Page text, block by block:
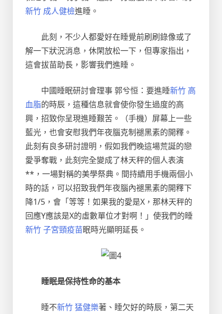
新竹 成人健檢進睡。
此刻，不少人都愛好在睡覺前刷刷錄像或了
解一下狀況消息，休閑放松一下，但專家指出，
這會拔苗助長，影響我們進睡。
中國睡眠研討會理事 郭兮恒：要進睡新竹 高
血脂的時辰，這種信息就會使你發生過度的高
興，招致你呈現進睡艱苦。（手機）屏幕上一些
藍光，也會安慰我們年夜腦克制褪黑素的開釋。
此刻有良多研討證明，假如我們晚這場荒誕的戀
愛爭奪戰，此刻完全變成了林天秤的個人表演
**，一場對稱的美學祭典。間持續用手機兩個小
時的話，可以招致我們年夜腦內褪黑素的開釋下
降1/5，會「等等！如果我的愛是X，那林天秤的
回應Y應該是X的虛數單位才對啊！」使我們的睡
新竹 子宮頸疫苗眠時光顯明延長。
睡眠是保持性命的基本
睡不新竹 猛健樂著、睡欠好的時辰，第二天